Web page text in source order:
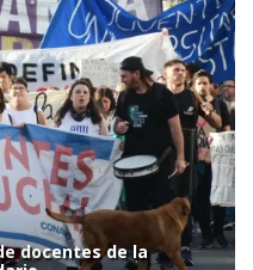
docentes de la